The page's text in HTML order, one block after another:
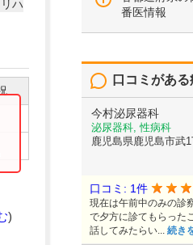
リハ
)
番医情報
口コミがあ
今村泌尿器科
泌尿器科, 性病科
鹿児島県鹿児島市武
口コミ: 1件
現在は午前中のみの診
で夕方に診てもらった
話してみたらい... 続き